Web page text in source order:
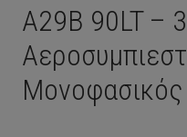
A29B 90LT –
Μονοφασικός